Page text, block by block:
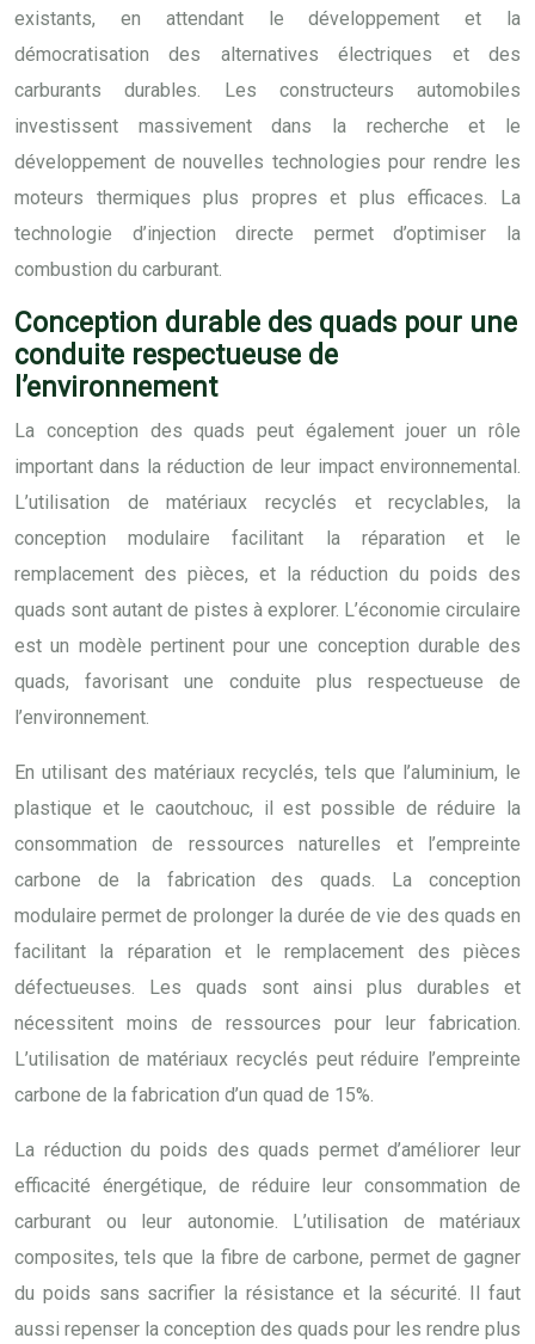
existants, en attendant le développement et la
démocratisation des alternatives électriques et des
carburants durables. Les constructeurs automobiles
investissent massivement dans la recherche et le
développement de nouvelles technologies pour rendre les
moteurs thermiques plus propres et plus efficaces. La
technologie d’injection directe permet d’optimiser la
combustion du carburant.
Conception durable des quads pour une
conduite respectueuse de
l’environnement
La conception des quads peut également jouer un rôle
important dans la réduction de leur impact environnemental.
L’utilisation de matériaux recyclés et recyclables, la
conception modulaire facilitant la réparation et le
remplacement des pièces, et la réduction du poids des
quads sont autant de pistes à explorer. L’économie circulaire
est un modèle pertinent pour une conception durable des
quads, favorisant une conduite plus respectueuse de
l’environnement.
En utilisant des matériaux recyclés, tels que l’aluminium, le
plastique et le caoutchouc, il est possible de réduire la
consommation de ressources naturelles et l’empreinte
carbone de la fabrication des quads. La conception
modulaire permet de prolonger la durée de vie des quads en
facilitant la réparation et le remplacement des pièces
défectueuses. Les quads sont ainsi plus durables et
nécessitent moins de ressources pour leur fabrication.
L’utilisation de matériaux recyclés peut réduire l’empreinte
carbone de la fabrication d’un quad de 15%.
La réduction du poids des quads permet d’améliorer leur
efficacité énergétique, de réduire leur consommation de
carburant ou leur autonomie. L’utilisation de matériaux
composites, tels que la fibre de carbone, permet de gagner
du poids sans sacrifier la résistance et la sécurité. Il faut
aussi repenser la conception des quads pour les rendre plus